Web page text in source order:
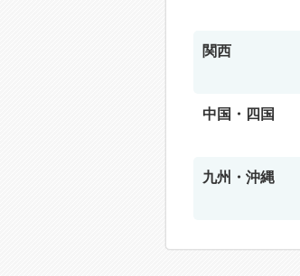
関西
中国・四国
九州・沖縄